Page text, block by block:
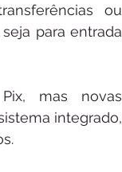
ou
para entrada
mas novas
integrado,